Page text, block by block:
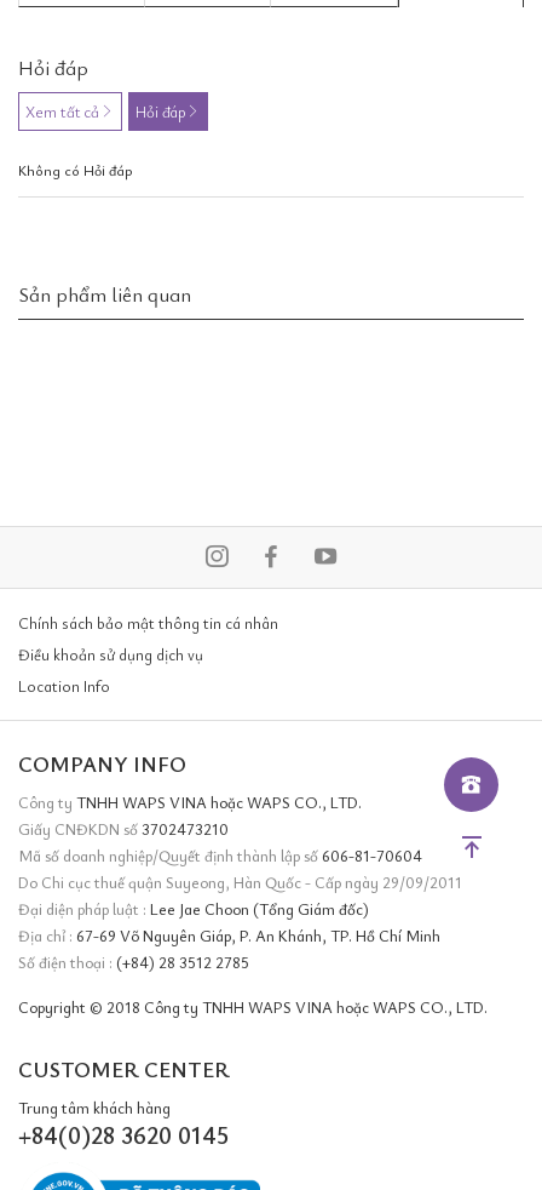
Hỏi đáp
Xem tất cả Hỏi đáp
Không có Hỏi đáp
Sản phẩm liên quan
Chính sách bảo mật thông tin cá nhân
Điều khoản sử dụng dịch vụ
Location Info
COMPANY INFO
Công ty TNHH WAPS VINA hoặc WAPS CO., LTD.
Giấy CNĐKDN số3702473210
Mã số doanh nghiệp/Quyết định thành lập số 606-81-70604
Do Chi cục thuế quận Suyeong, Hàn Quốc - Cấp ngày 29/09/2011
Đại diện pháp luật : Lee Jae Choon (Tổng Giám đốc)
Địa chỉ : 67-69 Võ Nguyên Giáp, P. An Khánh, TP. Hồ Chí Minh
Số điện thoại : (+84) 28 3512 2785
Copyright © 2018 Công ty TNHH WAPS VINA hoặc WAPS CO., LTD.
CUSTOMER CENTER
Trung tâm khách hàng
+84(0)28 3620 0145